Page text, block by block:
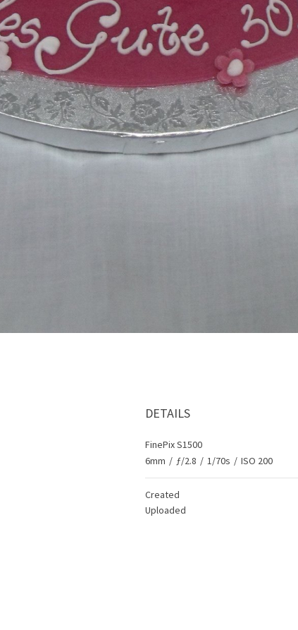
DETAILS
FinePix S1500
6mm / ƒ/2.8 / 1/70s / ISO 200
Created
Uploaded